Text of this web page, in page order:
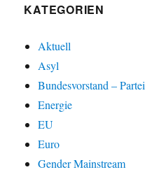
KATEGORIEN
Aktuell
Asyl
Bundesvorstand – Partei
Energie
EU
Euro
Gender Mainstream